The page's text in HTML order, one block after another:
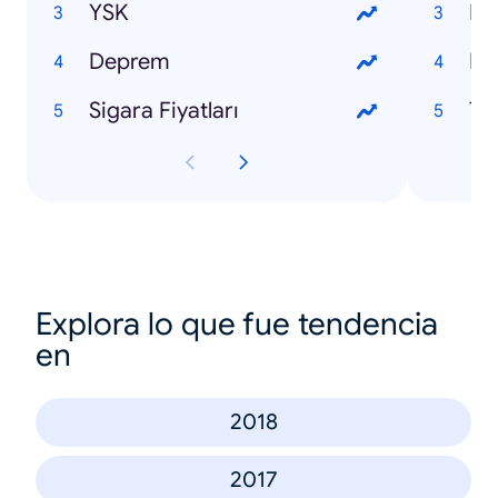
YSK
Deprem
Sigara Fiyatları
Explora lo que fue tendencia
en
2018
2017